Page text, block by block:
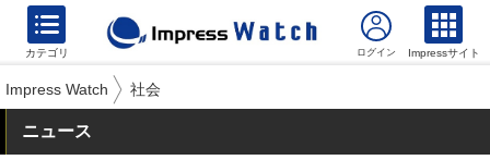
カテゴリ Impressサイト
Impress Watch 社会
ニュース